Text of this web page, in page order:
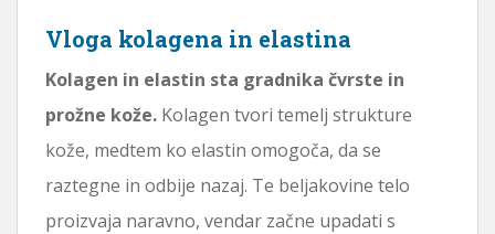
Vloga kolagena in elastina
Kolagen in elastin sta gradnika čvrste in
prožne kože. Kolagen tvori temelj strukture
kože, medtem ko elastin omogoča, da se
raztegne in odbije nazaj. Te beljakovine telo
proizvaja naravno, vendar začne upadati s